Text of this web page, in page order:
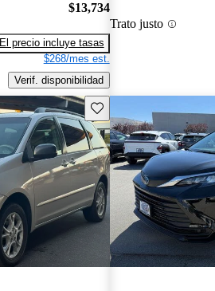
$13,734
El precio incluye tasas
$268/mes est.
Verif. disponibilidad
Trato justo
Guarda este Aviso